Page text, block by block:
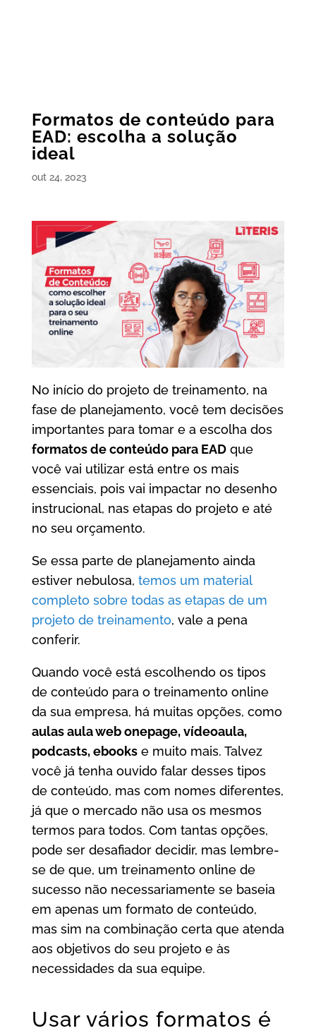
Formatos de conteúdo para
EAD: escolha a solução
ideal
out 24, 2023
No início do projeto de treinamento, na
fase de planejamento, você tem decisões
importantes para tomar e a escolha dos
formatos de conteúdo para EADque
você vai utilizar está entre os mais
essenciais, pois vai impactar no desenho
instrucional, nas etapas do projeto e até
no seu orçamento.
Se essa parte de planejamento ainda
estiver nebulosa, temos um material
completo sobre todas as etapas de um
projeto de treinamento, vale a pena
conferir.
Quando você está escolhendo os tipos
de conteúdo para o treinamento online
da sua empresa, há muitas opções, como
aulas aula web onepage, vídeoaula,
podcasts, ebookse muito mais. Talvez
você já tenha ouvido falar desses tipos
de conteúdo, mas com nomes diferentes,
já que o mercado não usa os mesmos
termos para todos. Com tantas opções,
pode ser desafiador decidir, mas lembre-
se de que, um treinamento online de
sucesso não necessariamente se baseia
em apenas um formato de conteúdo,
mas sim na combinação certa que atenda
aos objetivos do seu projeto e às
necessidades da sua equipe.
Usar vários formatos é